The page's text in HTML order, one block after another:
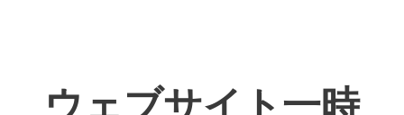
ウェブサイト一時